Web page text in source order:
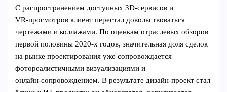
С распространением доступных 3D‑сервисов и
VR‑просмотров клиент перестал довольствоваться
чертежами и коллажами. По оценкам отраслевых обзоров
первой половины 2020‑х годов, значительная доля сделок
на рынке проектирования уже сопровождается
фотореалистичными визуализациями и
онлайн‑сопровождением. В результате дизайн-проект стал